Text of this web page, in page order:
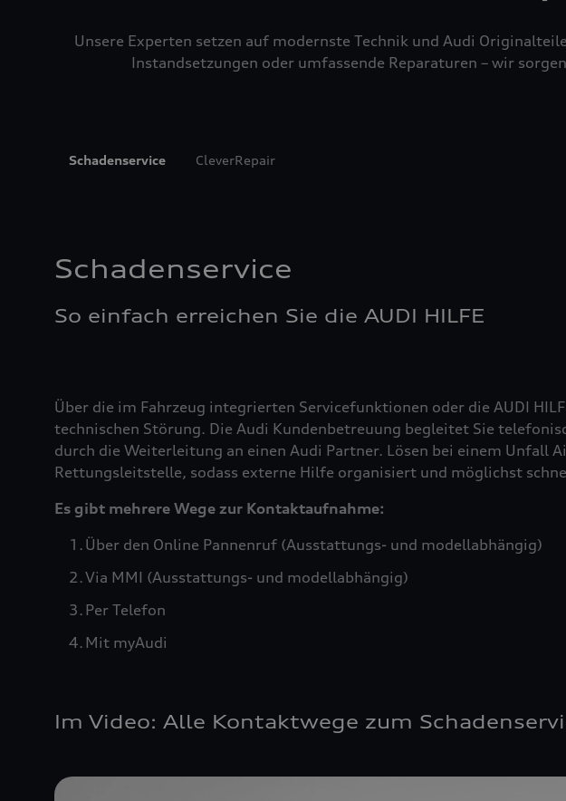
Unsere Experten setzen auf modernste Technik und Audi
Instandsetzungen oder umfassende Reparaturen – wir
Schadenservice CleverRepair
Schadenservice
So einfach erreichen Sie die AUDI HILFE
Über die im Fahrzeug integrierten Servicefunktionen oder die AUDI
technischen Störung. Die Audi Kundenbetreuung begleitet Sie
durch die Weiterleitung an einen Audi Partner. Lösen bei einem
Rettungsleitstelle, sodass externe Hilfe organisiert und möglichst
Es gibt mehrere Wege zur Kontaktaufnahme:
Über den Online Pannenruf (Ausstattungs- und modellabhängig)
Via MMI (Ausstattungs- und modellabhängig)
Per Telefon
Mit myAudi
Im Video: Alle Kontaktwege zum